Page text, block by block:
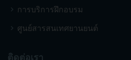
การบริการฝึกอบรม
ศูนย์สารสนเทศยานยนต์
ติดต่อเรา